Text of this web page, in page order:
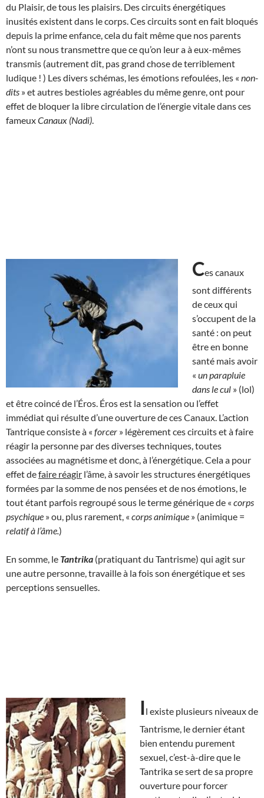
du Plaisir, de tous les plaisirs. Des circuits énergétiques
inusités existent dans le corps. Ces circuits sont en fait bloqués
depuis la prime enfance, cela du fait même que nos parents
n’ont su nous transmettre que ce qu’on leur a à eux-mêmes
transmis (autrement dit, pas grand chose de terriblement
ludique ! ) Les divers schémas, les émotions refoulées, les « non-
dits » et autres bestioles agréables du même genre, ont pour
effet de bloquer la libre circulation de l’énergie vitale dans ces
fameuxCanaux (Nadi)
Ces canaux
sont différents
de ceux qui
s’occupent de la
santé : on peut
être en bonne
santé mais avoir
« un parapluie
dans le cul » (lol)
et être coincé de l’Éros. Éros est la sensation ou l’effet
immédiat qui résulte d’une ouverture de ces Canaux. L’action
Tantrique consiste à « forcer » légèrement ces circuits et à faire
réagir la personne par des diverses techniques, toutes
associées au magnétisme et donc, à l’énergétique. Cela a pour
effet defaire réagir l’âme, à savoir les structures énergétiques
formées par la somme de nos pensées et de nos émotions, le
tout étant parfois regroupé sous le terme générique de « corps
psychique » ou, plus rarement, « corps animique » (animique =
relatif à l’âme.)
En somme, le Tantrika (pratiquant du Tantrisme) qui agit sur
une autre personne, travaille à la fois son énergétique et ses
perceptions sensuelles.
Il existe plusieurs niveaux de
Tantrisme, le dernier étant
bien entendu purement
sexuel, c’est-à-dire que le
Tantrika se sert de sa propre
ouverture pour forcer